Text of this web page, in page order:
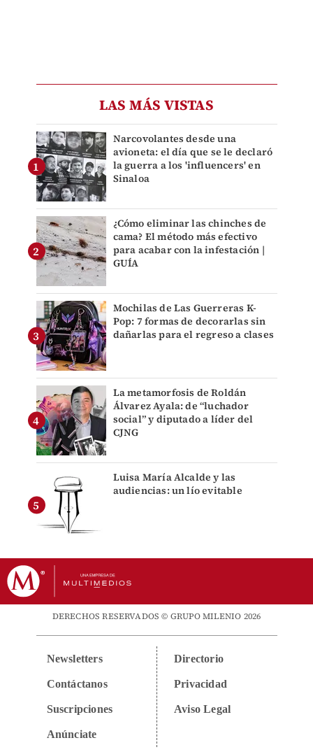
LAS MÁS VISTAS
Narcovolantes desde una
avioneta: el día que se le declaró
la guerra a los 'influencers' en
Sinaloa
¿Cómo eliminar las chinches de
cama? El método más efectivo
para acabar con la infestación |
GUÍA
Mochilas de Las Guerreras K-
Pop: 7 formas de decorarlas sin
dañarlas para el regreso a clases
La metamorfosis de Roldán
Álvarez Ayala: de “luchador
social” y diputado a líder del
CJNG
Luisa María Alcalde y las
audiencias: un lío evitable
DERECHOS RESERVADOS © GRUPO MILENIO 2026
Newsletters
Contáctanos
Suscripciones
Anúnciate
Directorio
Privacidad
Aviso Legal